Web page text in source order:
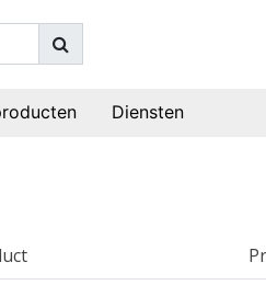
Diensten